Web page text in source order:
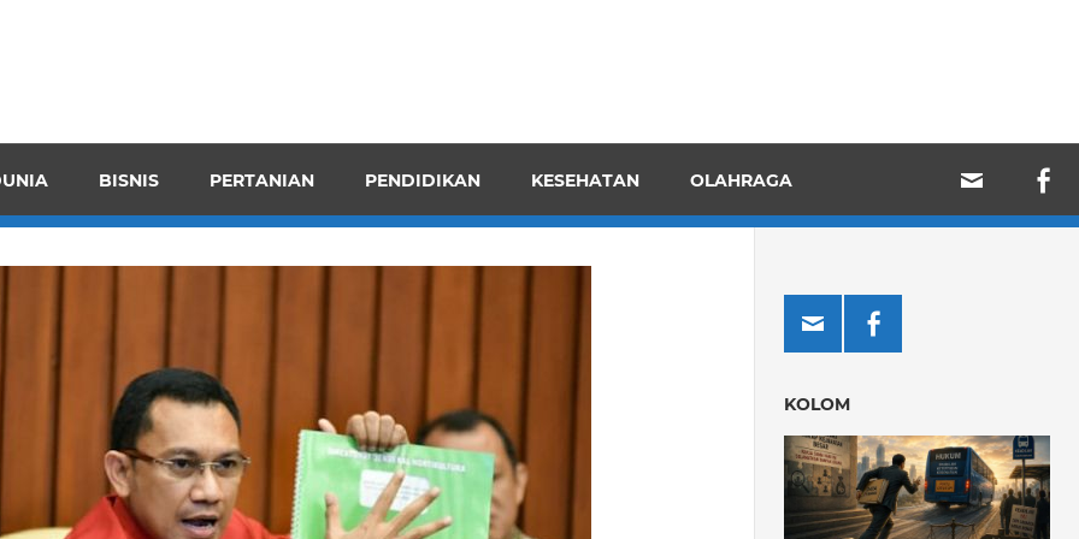
BISNIS PERTANIAN PENDIDIKAN KESEHATAN OLAHRAGA
KOLOM